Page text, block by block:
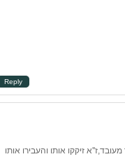
Reply
זיקקו אותו והעבירו אותו